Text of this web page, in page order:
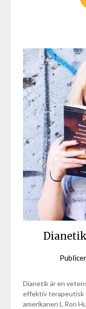
Dianetik är en
effektiv terapeutisk
amerikanen L Ron